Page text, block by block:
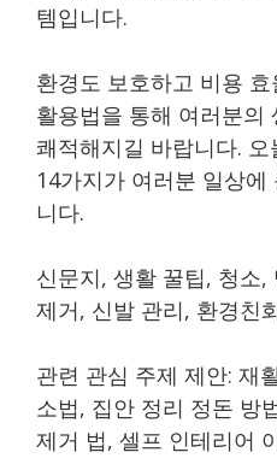
템입니다.
환경도 보호하고 비용
활용법을 통해 여러분의
쾌적해지길 바랍니다.
14가지가 여러분 일상
니다.
신문지, 생활 꿀팁, 청소,
제거, 신발 관리, 환경친
관련 관심 주제 제안: 재
소법, 집안 정리 정돈 방
제거 법, 셀프 인테리어